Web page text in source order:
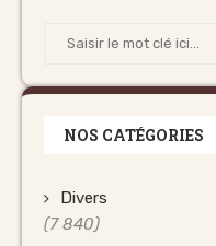
NOS CATÉGORIES
Divers
(7 840)